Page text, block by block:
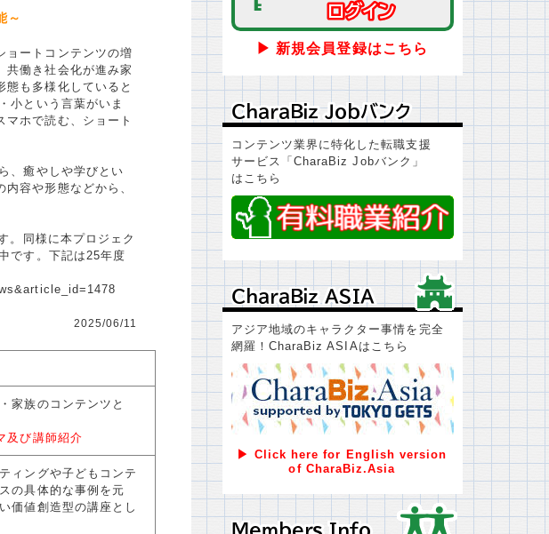
～
ョートコンテンツの増
共働き社会化が進み家
も多様化していると
小という言葉がいま
マホで読む、ショート
、癒やしや学びとい
容や形態などから、
。同様に本プロジェク
です。下記は25年度
2025/06/11
家族のコンテンツと
及び講師紹介
ィングや子どもコンテ
の具体的な事例を元
価値創造型の講座とし
ログイン
ログイン
▶ 新規会員登録はこちら
ＣｈａｒａＢｉｚ Ｊｏｂバンク
ＣｈａｒａＢｉｚ Ｊｏｂバンク
コンテンツ業界に特化した転職支援
サービス「CharaBiz Jobバンク」
はこちら
ＣｈａｒａＢｉｚ ＡＳＩＡ
ＣｈａｒａＢｉｚ ＡＳＩＡ
アジア地域のキャラクター事情を完全
網羅！CharaBiz ASIAはこちら
▶ Click here for English version
of CharaBiz.Asia
Ｍｅｍｂｅｒｓ Ｉｎｆｏ
Ｍｅｍｂｅｒｓ Ｉｎｆｏ